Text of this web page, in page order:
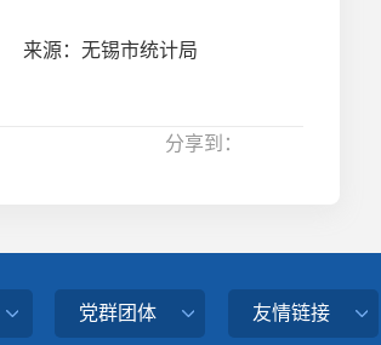
来源：无锡市统计局
分享到：
党群团体 友情链接